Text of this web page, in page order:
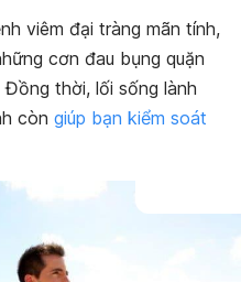
viêm đại tràng mãn tính,
cơn đau bụng quặn
thời, lối sống lành
còn giúp bạn kiểm soát